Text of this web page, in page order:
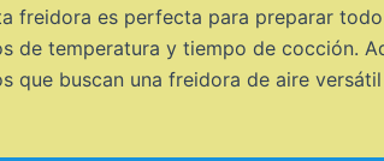
freidora es perfecta para preparar
temperatura y tiempo de cocción.
que buscan una freidora de aire